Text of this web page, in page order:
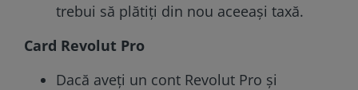
trebui să plătiți din nou aceeași taxă.
Card Revolut Pro
Dacă aveți un cont Revolut Pro și